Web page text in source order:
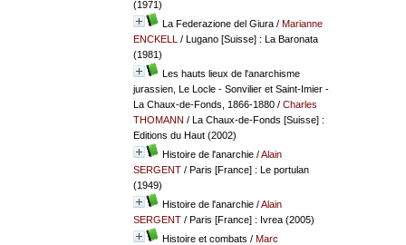
(1971)
La Federazione del Giura/ Marianne
ENCKELL / Lugano [Suisse] : La Baronata
(1981)
Les hauts lieux de l'anarchisme
jurassien, Le Locle - Sonvilier et Saint-Imier -
La Chaux-de-Fonds, 1866-1880/ Charles
THOMANN / La Chaux-de-Fonds [Suisse] :
Editions du Haut (2002)
Histoire de l'anarchie/Alain
SERGENT/ Paris [France] : Le portulan
(1949)
Histoire de l'anarchie/Alain
SERGENT/ Paris [France] : Ivrea (2005)
Histoire et combats / Marc